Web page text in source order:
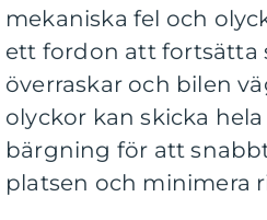
mekaniska fel och
ett fordon att fortsätta
överraskar och bilen
olyckor kan skicka
bärgning för att
platsen och minimera